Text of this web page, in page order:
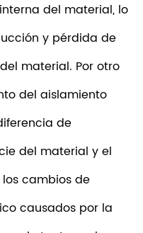
del material, lo
y pérdida de
material. Por otro
del aislamiento
de
del material y el
cambios de
causados ​​por la